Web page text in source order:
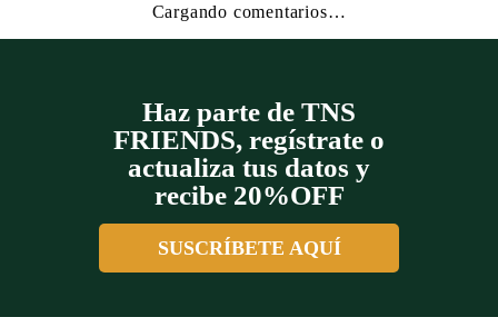
Cargando comentarios…
Haz parte de TNS
FRIENDS, regístrate o
actualiza tus datos y
recibe 20%OFF
SUSCRÍBETE AQUÍ